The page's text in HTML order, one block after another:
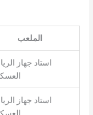
الملعب
استاد جهاز
استاد جهاز